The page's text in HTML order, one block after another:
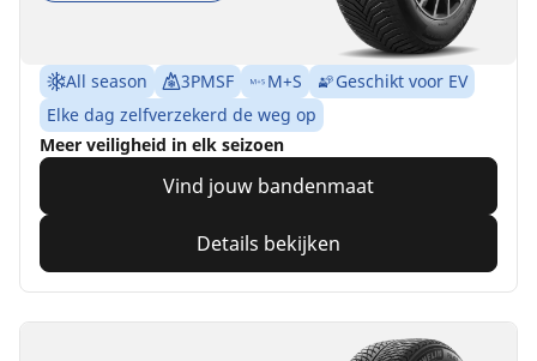
All season 3PMSF M+S
Geschikt voor EV
Elke dag zelfverzekerd de weg op
Meer veiligheid in elk seizoen
Vind jouw bandenmaat
Details bekijken